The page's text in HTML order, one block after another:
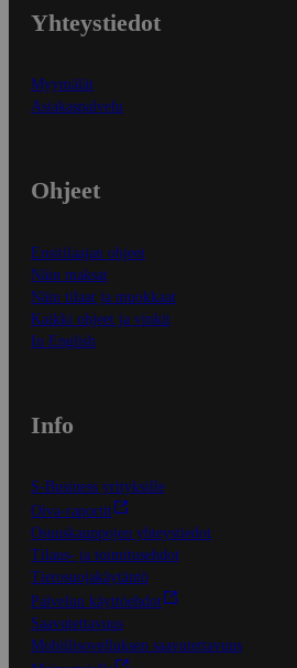
Yhteystiedot
Myymälät
Asiakaspalvelu
Ohjeet
Ensitilaajan ohjeet
Näin maksat
Näin tilaat ja muokkaat
Kaikki ohjeet ja vinkit
In English
Info
S-Business yrityksille
Oiva-raportit
Osuuskauppojen yhteystiedot
Tilaus- ja toimitusehdot
Tietosuojakäytäntö
Palvelun käyttöehdot
Saavutettavuus
Mobiilisovelluksen saavutettavuus